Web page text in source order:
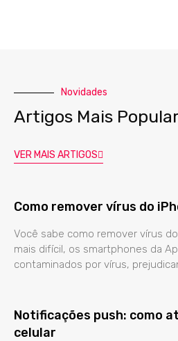
Novidades
Artigos Mais
VER MAIS ARTIGOS
Como remover vírus do
Você sabe como remover vírus
mais difícil, os smartphones da
contaminados por vírus,
Notificações push: como
celular